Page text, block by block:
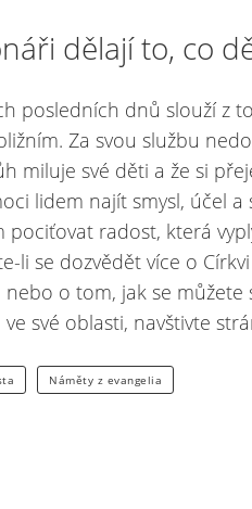
dělají to, co
posledních dnů slouží z
Za svou službu
miluje své děti a že si
lidem najít smysl, účel a
radost, která
li se dozvědět více o Církvi
o tom, jak se můžete
své oblasti, navštivte
Náměty z evangelia